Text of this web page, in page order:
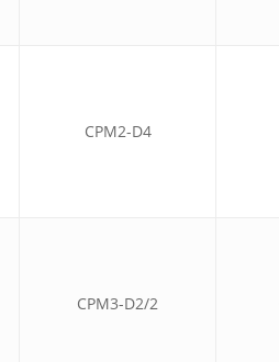
CPM2-D4
CPM3-D2/2